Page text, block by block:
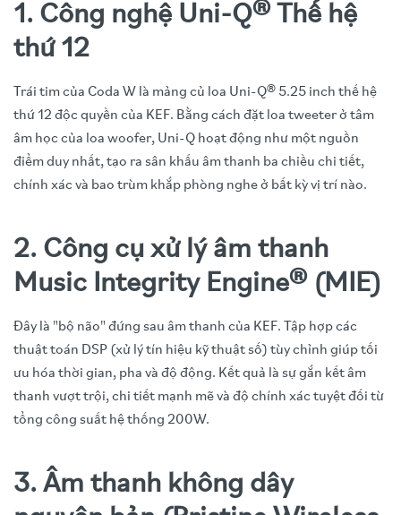
1. Công nghệ Uni-Q® Thế hệ
thứ 12
Trái tim của Coda W là mảng củ loa Uni-Q® 5.25 inch thế hệ
thứ 12 độc quyền của KEF. Bằng cách đặt loa tweeter ở tâm
âm học của loa woofer, Uni-Q hoạt động như một nguồn
điểm duy nhất, tạo ra sân khấu âm thanh ba chiều chi tiết,
chính xác và bao trùm khắp phòng nghe ở bất kỳ vị trí nào.
2. Công cụ xử lý âm thanh
Music Integrity Engine® (MIE)
Đây là "bộ não" đứng sau âm thanh của KEF. Tập hợp các
thuật toán DSP (xử lý tín hiệu kỹ thuật số) tùy chỉnh giúp tối
ưu hóa thời gian, pha và độ động. Kết quả là sự gắn kết âm
thanh vượt trội, chi tiết mạnh mẽ và độ chính xác tuyệt đối từ
tổng công suất hệ thống 200W.
3. Âm thanh không dây